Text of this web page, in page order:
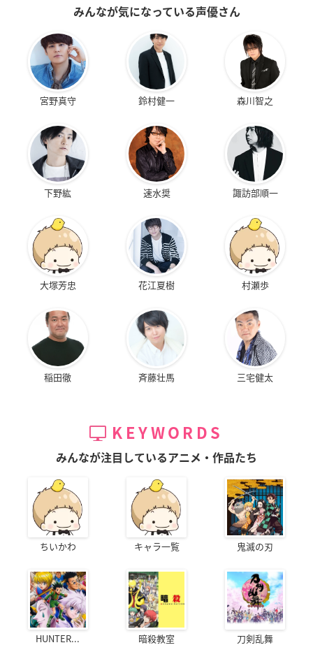
みんなが気になっている声優さん
宮野真守 鈴村健一 森川智之
下野紘 速水奨 諏訪部順一
大塚芳忠 花江夏樹 村瀬歩
稲田徹 斉藤壮馬 三宅健太
KEYWORDS
みんなが注目しているアニメ・作品たち
ちいかわ キャラ一覧 鬼滅の刃
HUNTER... 暗殺教室 刀剣乱舞